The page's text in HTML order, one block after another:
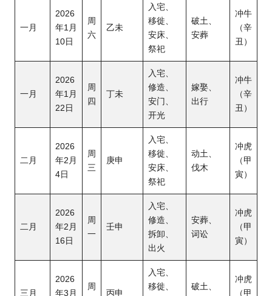
一月
2026
年1月
10日
周
六
乙未
入宅、
移徙、
安床、
祭祀
破土、
安葬
冲牛
（辛
丑）
一月
2026
年1月
22日
周
四
丁未
入宅、
修造、
安门、
开光
嫁娶、
出行
冲牛
（辛
丑）
二月
2026
年2月
4日
周
三
庚申
入宅、
移徙、
安床、
祭祀
动土、
伐木
冲虎
（甲
寅）
二月
2026
年2月
16日
周
一
壬申
入宅、
修造、
拆卸、
出火
安葬、
词讼
冲虎
（甲
寅）
三月
2026
年3 月
周
丙申
入宅、
移徙、
破土、
冲虎
（甲